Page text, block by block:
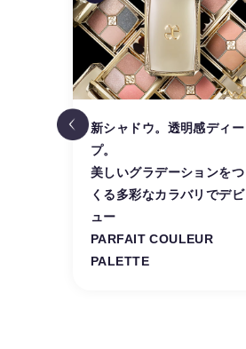
新シャドウ。透明感ディー
プ。
美しいグラデーションをつ
くる多彩なカラバリでデビ
ュー
PARFAIT COULEUR
PALETTE